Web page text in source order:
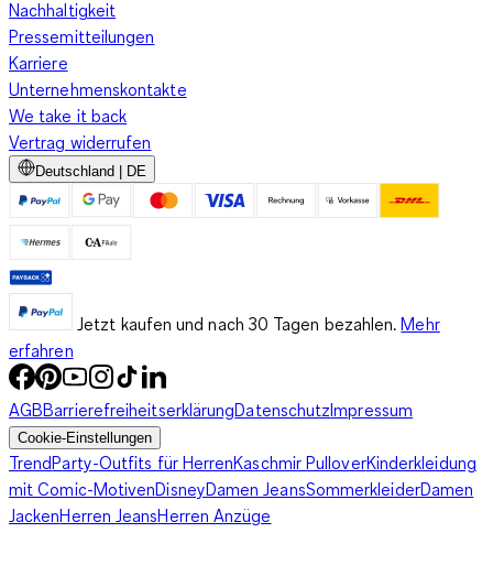
Nachhaltigkeit
Pressemitteilungen
Karriere
Unternehmenskontakte
We take it back
Vertrag widerrufen
Deutschland | DE
Jetzt kaufen und nach 30 Tagen bezahlen. Mehr
erfahren
AGBBarrierefreiheitserklärungDatenschutzImpressum
Cookie-Einstellungen
TrendParty-Outfits für HerrenKaschmir PulloverKinderkleidung
mit Comic-MotivenDisneyDamen JeansSommerkleiderDamen
JackenHerren JeansHerren Anzüge